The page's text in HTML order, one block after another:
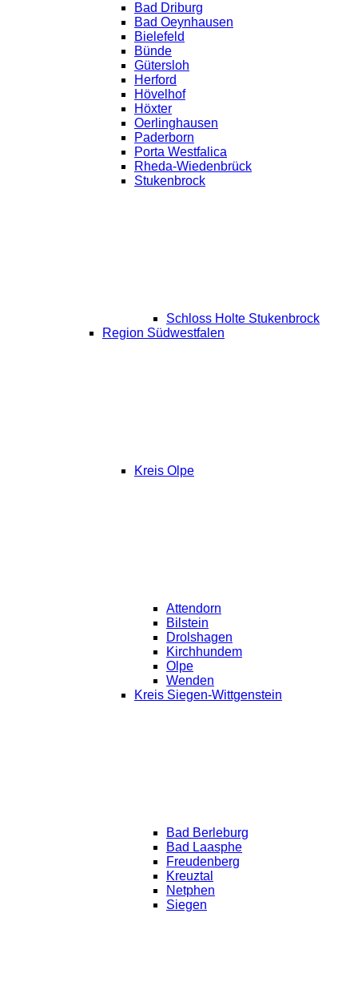
Bad Driburg
Bad Oeynhausen
Bielefeld
Bünde
Gütersloh
Herford
Hövelhof
Höxter
Oerlinghausen
Paderborn
Porta Westfalica
Rheda-Wiedenbrück
Stukenbrock
Schloss Holte Stukenbrock
Region Südwestfalen
Kreis Olpe
Attendorn
Bilstein
Drolshagen
Kirchhundem
Olpe
Wenden
Kreis Siegen-Wittgenstein
Bad Berleburg
Bad Laasphe
Freudenberg
Kreuztal
Netphen
Siegen